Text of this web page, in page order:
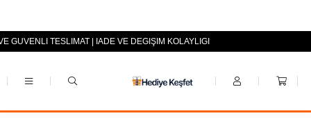
+90 (0553) 694 94 70
GÜVENLİ TESLİMAT | İADE VE DEĞİŞİM KOLAYLIĞI